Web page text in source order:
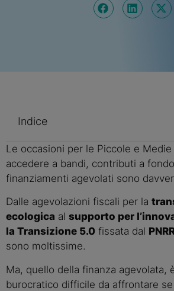
Indice
Le occasioni per le Piccole e
accedere a bandi, contributi a
finanziamenti agevolati sono
Dalle agevolazioni fiscali per la
ecologica al supporto per
la Transizione 5.0 fissata dal
sono moltissime.
Ma, quello della finanza agevolata,
burocratico difficile da affrontare